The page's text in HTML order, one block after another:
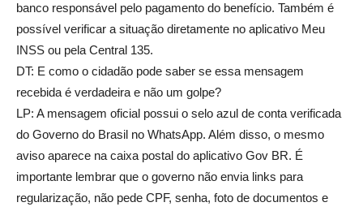
banco responsável pelo pagamento do benefício. Também é
possível verificar a situação diretamente no aplicativo Meu
INSS ou pela Central 135.
DT: E como o cidadão pode saber se essa mensagem
recebida é verdadeira e não um golpe?
LP: A mensagem oficial possui o selo azul de conta verificada
do Governo do Brasil no WhatsApp. Além disso, o mesmo
aviso aparece na caixa postal do aplicativo Gov BR. É
importante lembrar que o governo não envia links para
regularização, não pede CPF, senha, foto de documentos e